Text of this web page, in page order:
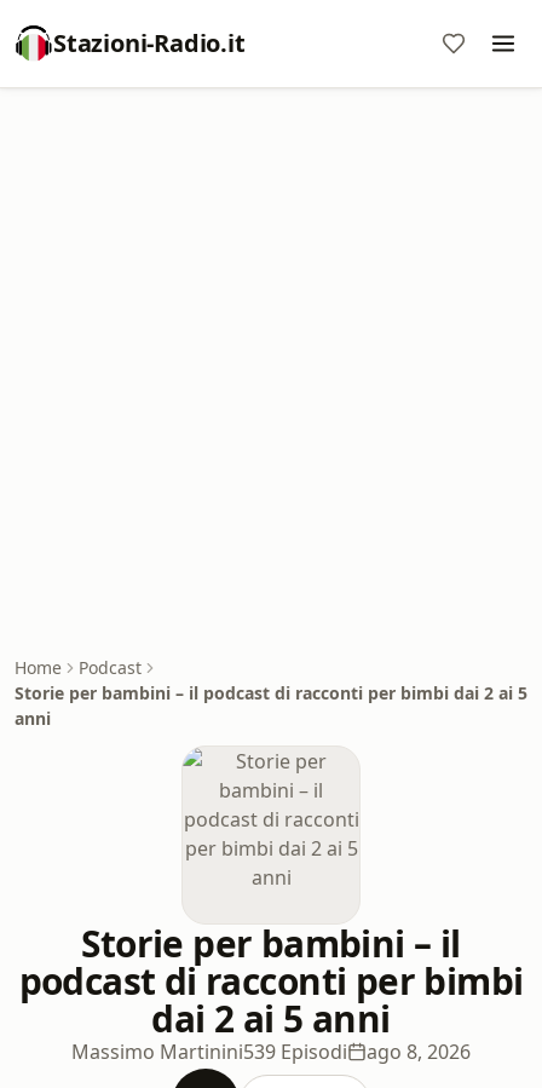
Stazioni-Radio.it
Home
Podcast
Storie per bambini – il podcast di racconti per bimbi dai 2 ai 5
anni
Storie per bambini – il
podcast di racconti per bimbi
dai 2 ai 5 anni
Massimo Martinini539 Episodi ago 8, 2026